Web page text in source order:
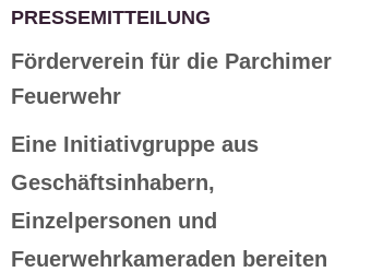
PRESSEMITTEILUNG
Förderverein für die Parchimer
Feuerwehr
Eine Initiativgruppe aus
Geschäftsinhabern,
Einzelpersonen und
Feuerwehrkameraden bereiten